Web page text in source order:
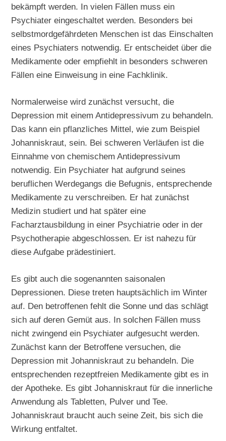
bekämpft werden. In vielen Fällen muss ein
Psychiater eingeschaltet werden. Besonders bei
selbstmordgefährdeten Menschen ist das Einschalten
eines Psychiaters notwendig. Er entscheidet über die
Medikamente oder empfiehlt in besonders schweren
Fällen eine Einweisung in eine Fachklinik.
Normalerweise wird zunächst versucht, die
Depression mit einem Antidepressivum zu behandeln.
Das kann ein pflanzliches Mittel, wie zum Beispiel
Johanniskraut, sein. Bei schweren Verläufen ist die
Einnahme von chemischem Antidepressivum
notwendig. Ein Psychiater hat aufgrund seines
beruflichen Werdegangs die Befugnis, entsprechende
Medikamente zu verschreiben. Er hat zunächst
Medizin studiert und hat später eine
Facharztausbildung in einer Psychiatrie oder in der
Psychotherapie abgeschlossen. Er ist nahezu für
diese Aufgabe prädestiniert.
Es gibt auch die sogenannten saisonalen
Depressionen. Diese treten hauptsächlich im Winter
auf. Den betroffenen fehlt die Sonne und das schlägt
sich auf deren Gemüt aus. In solchen Fällen muss
nicht zwingend ein Psychiater aufgesucht werden.
Zunächst kann der Betroffene versuchen, die
Depression mit Johanniskraut zu behandeln. Die
entsprechenden rezeptfreien Medikamente gibt es in
der Apotheke. Es gibt Johanniskraut für die innerliche
Anwendung als Tabletten, Pulver und Tee.
Johanniskraut braucht auch seine Zeit, bis sich die
Wirkung entfaltet.